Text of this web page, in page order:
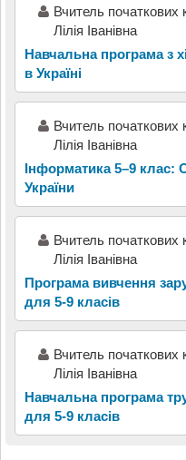
Вчитель початкових
Лілія Іванівна
Навчальна програма з
в Україні
Вчитель початкових
Лілія Іванівна
Інформатика 5–9 клас:
України
Вчитель початкових
Лілія Іванівна
Програма вивчення
для 5-9 класів
Вчитель початкових
Лілія Іванівна
Навчальна програма
для 5-9 класів